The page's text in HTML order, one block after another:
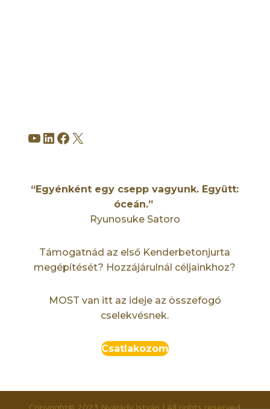
YouTube
LinkedIn
Facebook
X
“Egyénként egy csepp vagyunk. Együtt:
óceán.”
Ryunosuke Satoro
Támogatnád az első Kenderbetonjurta
megépítését? Hozzájárulnál céljainkhoz?
MOST van itt az ideje az összefogó
cselekvésnek.
Csatlakozom